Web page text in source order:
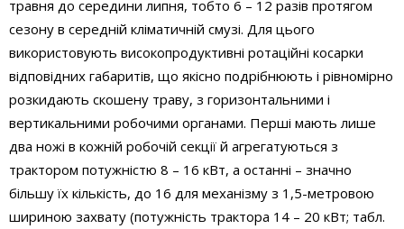
травня до середини липня, тобто 6 – 12 разів протягом
сезону в середній кліматичній смузі. Для цього
використовують високопродуктивні ротаційні косарки
відповідних габаритів, що якісно подрібнюють і рівномірно
розкидають скошену траву, з горизонтальними і
вертикальними робочими органами. Перші мають лише
два ножі в кожній робочій секції й агрегатуються з
трактором потужністю 8 – 16 кВт, а останні – значно
більшу їх кількість, до 16 для механізму з 1,5-метровою
шириною захвату (потужність трактора 14 – 20 кВт; табл.